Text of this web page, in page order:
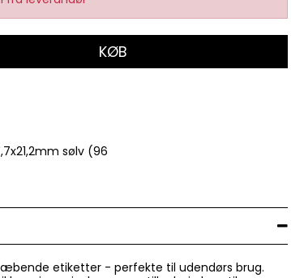
KØB
sølv (96
etiketter - perfekte til udendørs brug.